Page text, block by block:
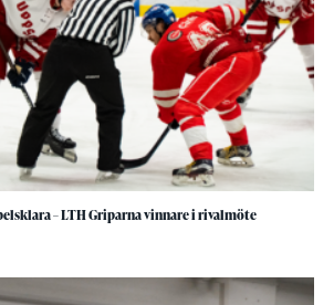
– LTH Griparna vinnare i rivalmöte